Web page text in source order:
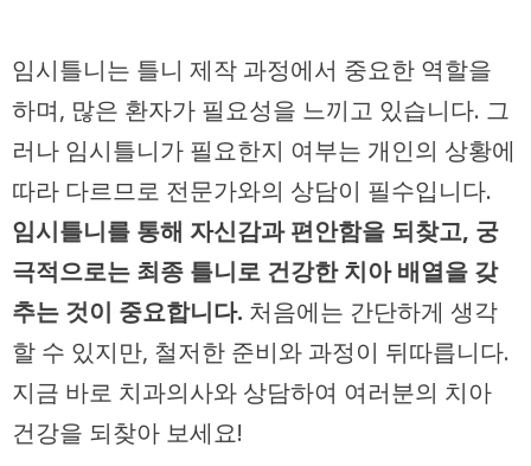
임시틀니는 틀니 제작 과정에서 중요한 역할을
하며, 많은 환자가 필요성을 느끼고 있습니다. 그
러나 임시틀니가 필요한지 여부는 개인의 상황에
따라 다르므로 전문가와의 상담이 필수입니다.
임시틀니를 통해 자신감과 편안함을 되찾고, 궁
극적으로는 최종 틀니로 건강한 치아 배열을 갖
추는 것이 중요합니다. 처음에는 간단하게 생각
할 수 있지만, 철저한 준비와 과정이 뒤따릅니다.
지금 바로 치과의사와 상담하여 여러분의 치아
건강을 되찾아 보세요!